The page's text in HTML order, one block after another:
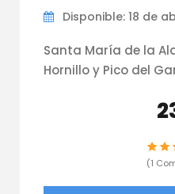
Disponible: 18 de
Santa María de la
Hornillo y Pico del
(1